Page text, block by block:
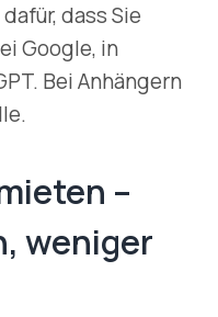
dass Sie
Google, in
Bei Anhängern
–
weniger